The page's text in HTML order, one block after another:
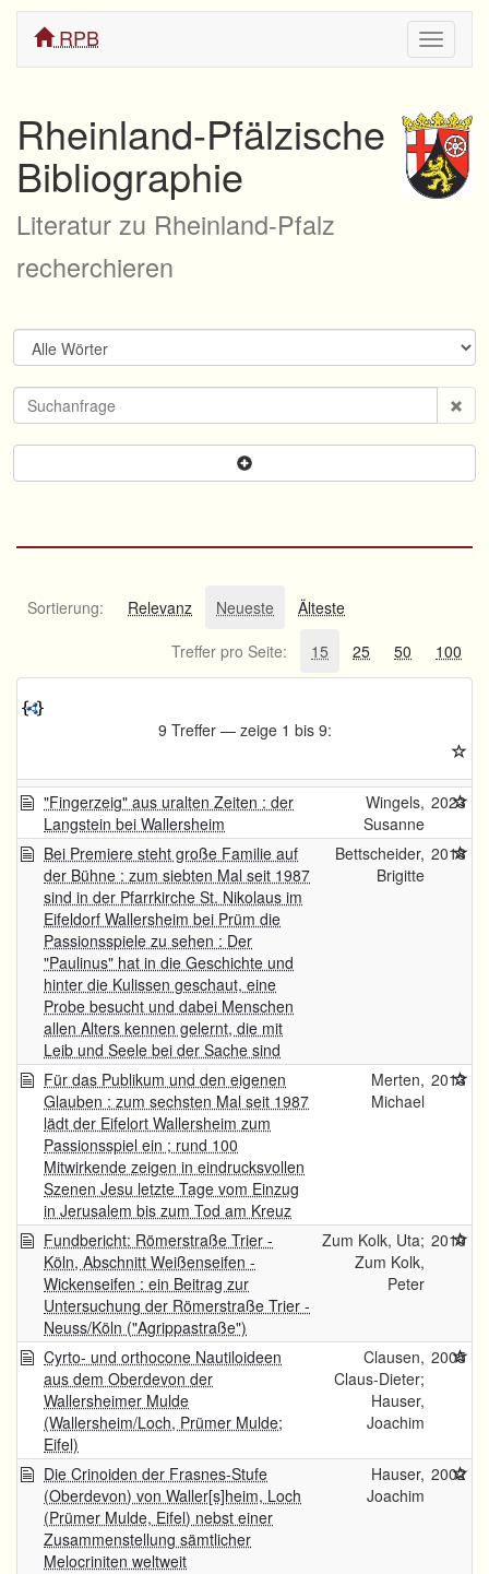
ein/
RPB
Rheinland-Pfälzische
Bibliographie
Literatur zu Rheinland-Pfalz
recherchieren
Sortierung: Relevanz Neueste
Älteste
Treffer pro Seite:
15 25 50 100
9 Treffer — zeige 1 bis 9:
"Fingerzeig" aus uralten Zeiten : der
Langstein bei Wallersheim
Wingels,
Susanne
2023
Bei Premiere steht große Familie auf
der Bühne : zum siebten Mal seit 1987
sind in der Pfarrkirche St. Nikolaus im
Eifeldorf Wallersheim bei Prüm die
Passionsspiele zu sehen : Der
"Paulinus" hat in die Geschichte und
hinter die Kulissen geschaut, eine
Probe besucht und dabei Menschen
allen Alters kennen gelernt, die mit
Leib und Seele bei der Sache sind
Bettscheider,
Brigitte
2018
Für das Publikum und den eigenen
Glauben : zum sechsten Mal seit 1987
lädt der Eifelort Wallersheim zum
Passionsspiel ein ; rund 100
Mitwirkende zeigen in eindrucksvollen
Szenen Jesu letzte Tage vom Einzug
in Jerusalem bis zum Tod am Kreuz
Merten,
Michael
2013
Fundbericht: Römerstraße Trier -
Köln, Abschnitt Weißenseifen -
Wickenseifen : ein Beitrag zur
Untersuchung der Römerstraße Trier -
Neuss/Köln ("Agrippastraße")
Zum Kolk, Uta;
Zum Kolk,
Peter
2010
Cyrto- und orthocone Nautiloideen
aus dem Oberdevon der
Wallersheimer Mulde
(Wallersheim/Loch, Prümer Mulde;
Eifel)
Clausen,
Claus-Dieter;
Hauser,
Joachim
2005
Die Crinoiden der Frasnes-Stufe
(Oberdevon) von Waller[s]heim, Loch
(Prümer Mulde, Eifel) nebst einer
Zusammenstellung sämtlicher
Melocriniten weltweit
Hauser,
Joachim
2002